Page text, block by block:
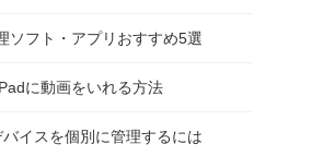
ソフト・アプリおすすめ5選
に動画をいれる方法
イスを個別に管理するには